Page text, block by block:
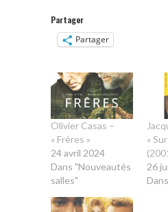
Partager
Partager
Olivier Casas –
« Frères »
24 avril 2024
Dans "Nouveautés
salles"
«
26